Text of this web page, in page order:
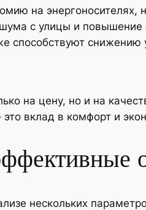
на
с улицы и
способствуют
на цену, но и на
вклад в комфорт и
нескольких